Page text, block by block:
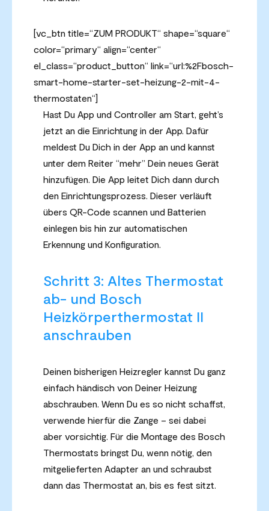
[vc_btn title=“ZUM PRODUKT“ shape=“square“
color=“primary“ align=“center“
el_class=“product_button“ link=“url:%2Fbosch-
smart-home-starter-set-heizung-2-mit-4-
thermostaten“]
Hast Du App und Controller am Start, geht’s
jetzt an die Einrichtung in der App. Dafür
meldest Du Dich in der App an und kannst
unter dem Reiter “mehr” Dein neues Gerät
hinzufügen. Die App leitet Dich dann durch
den Einrichtungsprozess. Dieser verläuft
übers QR-Code scannen und Batterien
einlegen bis hin zur automatischen
Erkennung und Konfiguration.
Schritt 3: Altes Thermostat
ab- und Bosch
Heizkörperthermostat II
anschrauben
Deinen bisherigen Heizregler kannst Du ganz
einfach händisch von Deiner Heizung
abschrauben. Wenn Du es so nicht schaffst,
verwende hierfür die Zange – sei dabei
aber vorsichtig. Für die Montage des Bosch
Thermostats bringst Du, wenn nötig, den
mitgelieferten Adapter an und schraubst
dann das Thermostat an, bis es fest sitzt.